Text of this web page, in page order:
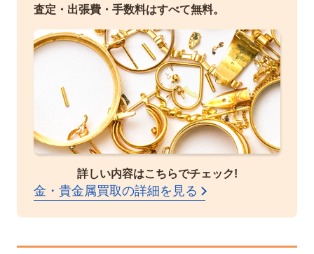
査定・出張費・手数料はすべて無料。
詳しい内容はこちらでチェック!
金・貴金属買取の詳細を見る